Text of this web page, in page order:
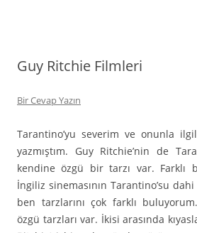
Guy Ritchie Filmleri
Bir Cevap Yazın
Tarantino’yu severim ve onunla
yazmıştım. Guy Ritchie’nin de
kendine özgü bir tarzı var. Farklı
İngiliz sinemasının Tarantino’su
ben tarzlarını çok farklı
özgü tarzları var. İkisi arasında